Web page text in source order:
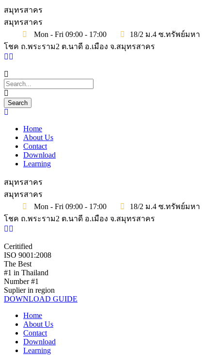
สมุทรสาคร
สมุทรสาคร
Mon - Fri 09:00 - 17:00
18/2 ม.4 ซ.ทรัพย์มหา
โชค ถ.พระราม2 ต.นาดี อ.เมือง จ.สมุทรสาคร
Home
About Us
Contact
Download
Learning
สมุทรสาคร
สมุทรสาคร
Mon - Fri 09:00 - 17:00
18/2 ม.4 ซ.ทรัพย์มหา
โชค ถ.พระราม2 ต.นาดี อ.เมือง จ.สมุทรสาคร
Ceritified
ISO 9001:2008
The Best
#1 in Thailand
Number #1
Suplier in region
DOWNLOAD GUIDE
Home
About Us
Contact
Download
Learning